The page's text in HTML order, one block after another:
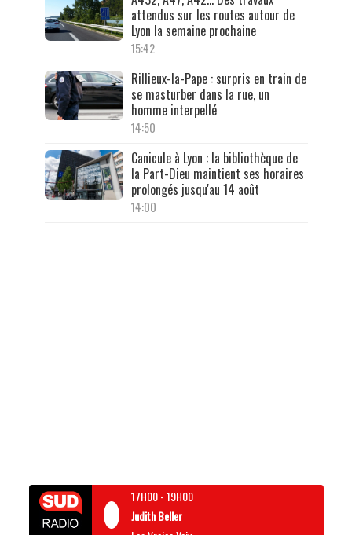
attendus sur les routes autour de
Lyon la semaine prochaine
15:42
Rillieux-la-Pape : surpris en train de
se masturber dans la rue, un
homme interpellé
14:50
Canicule à Lyon : la bibliothèque de
la Part-Dieu maintient ses horaires
prolongés jusqu'au 14 août
14:00
17H00-19H00
Judith Beller